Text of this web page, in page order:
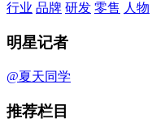
行业 品牌 研发 零售 人物
明星记者
@夏天同学
推荐栏目